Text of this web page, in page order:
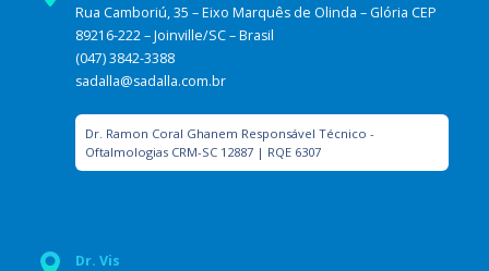
Rua Camboriú, 35 – Eixo Marquês de Olinda – Glória CEP
89216-222 – Joinville/SC – Brasil
(047) 3842-3388
sadalla@sadalla.com.br
Dr. Ramon Coral Ghanem Responsável Técnico -
Oftalmologias CRM-SC 12887 | RQE 6307
Dr. Vis